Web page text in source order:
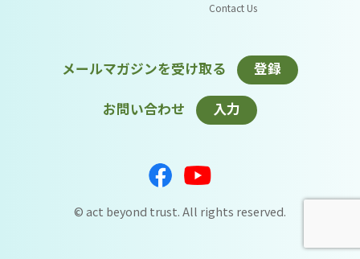
Contact Us
メールマガジンを受け取る 登録
お問い合わせ 入力
© act beyond trust. All rights reserved.